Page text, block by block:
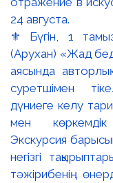
⚜️ Бүгін, 1
(Арухан) «Жад
аясында
суретшімен
дүниеге келу
мен көркемдік
Экскурсия
негізгі
тәжірибенің